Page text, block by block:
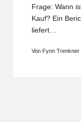
Frage: Wann
Kauf? Ein
liefert…
Posted
Von Fynn Trenkner